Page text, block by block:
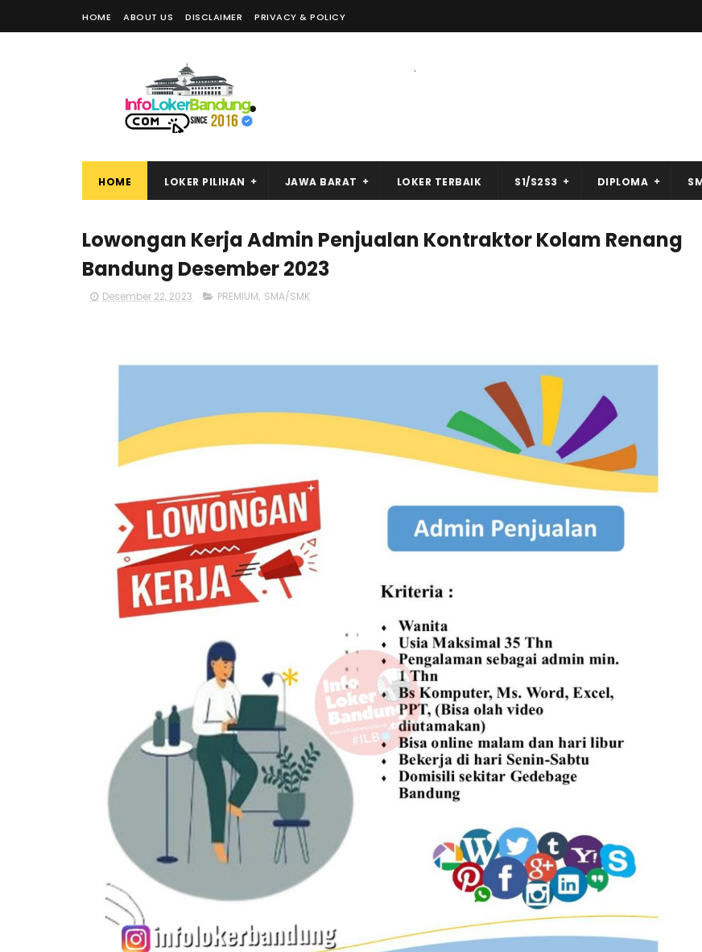
HOME ABOUT US DISCLAIMER PRIVACY & POLICY
.
HOME LOKER PILIHAN JAWA BARAT LOKER TERBAIK S1/S2S3 DIPLOMA
Lowongan Kerja Admin Penjualan Kontraktor Kolam Renang
Bandung Desember 2023
Desember 22, 2023 PREMIUM, SMA/SMK